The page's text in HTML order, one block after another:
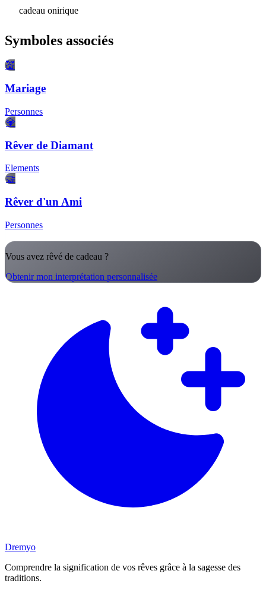
cadeau onirique
Symboles associés
💒
Mariage
Personnes
💎
Rêver de Diamant
Elements
🤝
Rêver d'un Ami
Personnes
Vous avez rêvé de cadeau ?
Obtenir mon interprétation personnalisée
Dremyo
Comprendre la signification de vos rêves grâce à la sagesse des
traditions.